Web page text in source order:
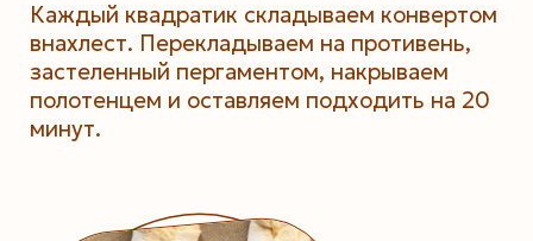
Каждый квадратик складываем конвертом
внахлест. Перекладываем на противень,
застеленный пергаментом, накрываем
полотенцем и оставляем подходить на 20
минут.